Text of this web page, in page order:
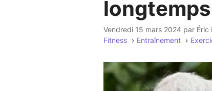
vendredi 15 mars 2024 par Éric
Fitness Entraînement